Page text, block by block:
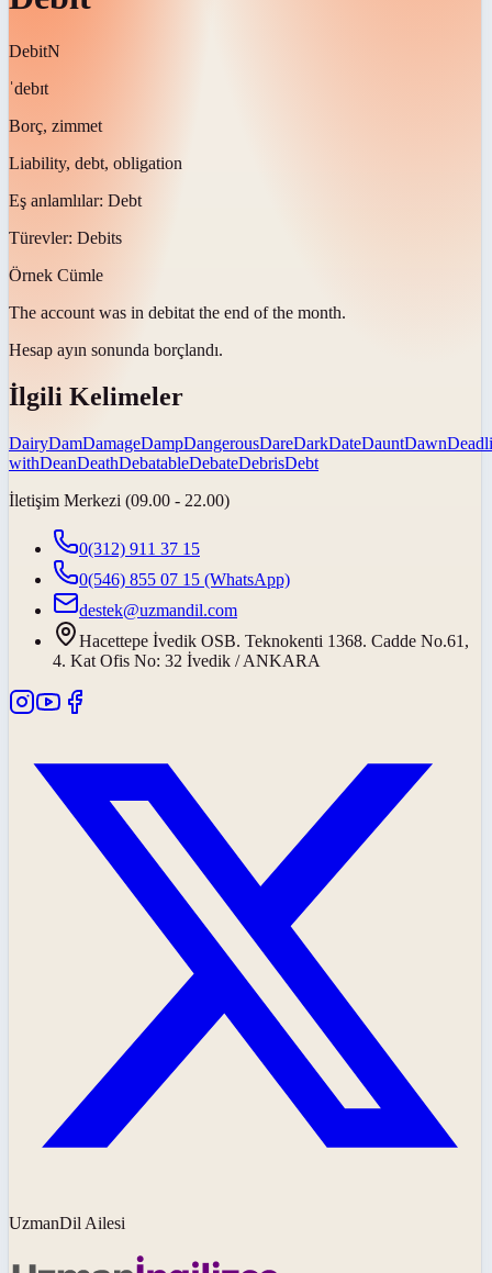
DebitN
ˈdebɪt
Borç, zimmet
Liability, debt, obligation
Eş anlamlılar: Debt
Türevler: Debits
Örnek Cümle
The account was in debitat the end of the month.
Hesap ayın sonunda borçlandı.
İlgili Kelimeler
DairyDamDamageDampDangerousDareDarkDateDauntDawn
withDeanDeathDebatableDebateDebrisDebt
İletişim Merkezi (09.00 - 22.00)
0(312) 911 37 15
0(546) 855 07 15 (WhatsApp)
destek@uzmandil.com
Hacettepe İvedik OSB. Teknokenti 1368. Cadde No.61,
4. Kat Ofis No: 32 İvedik / ANKARA
UzmanDil Ailesi